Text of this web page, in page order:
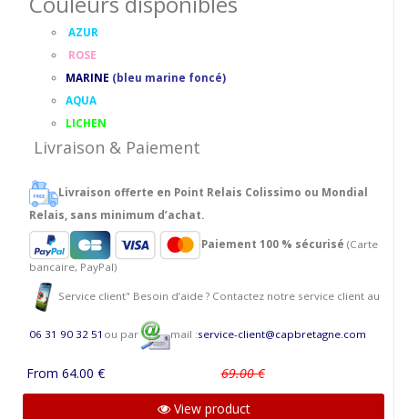
AZUR
ROSE
MARINE (bleu marine foncé)
AQUA
LICHEN
Livraison & Paiement
Livraison offerte en Point Relais Colissimo ou Mondial
Relais, sans minimum d’achat.
Paiement 100 % sécurisé (Carte
bancaire, PayPal)
Service client" Besoin d’aide ? Contactez notre service client au
06 31 90 32 51 ou par mail :service-client@capbretagne.com
From 64.00 € 69.00 €
View product